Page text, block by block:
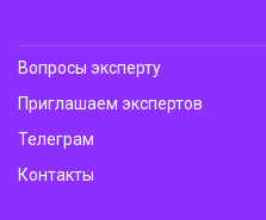
Вопросы эксперту
Приглашаем экспертов
Телеграм
Контакты